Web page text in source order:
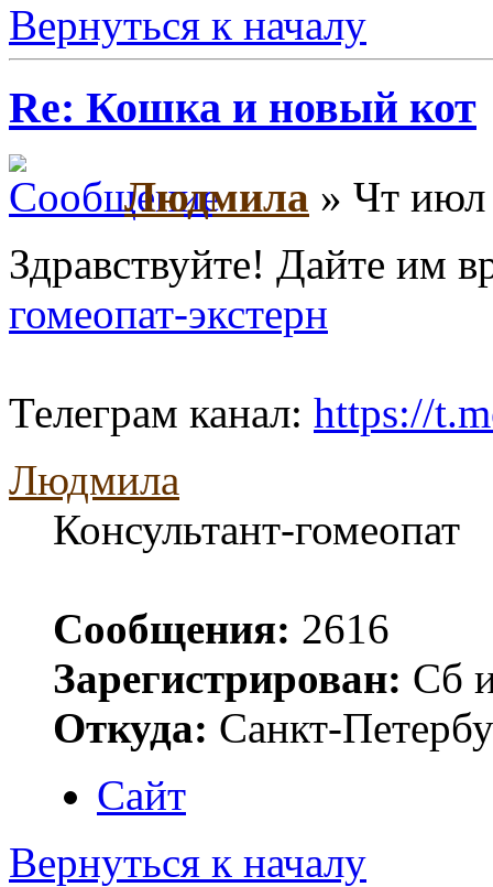
Вернуться к началу
Re: Кошка и новый кот
Людмила » Чт июл
Здравствуйте! Дайте им
гомеопат-экстерн
Телеграм канал: https://
Людмила
Консультант-гомеопат
Сообщения: 2616
Зарегистрирован: Сб
Откуда: Санкт-
Сайт
Вернуться к началу